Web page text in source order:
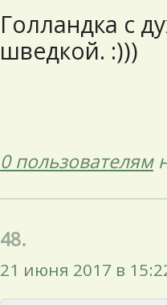
Голландка с
шведкой. :)))
0 пользователям
48.
21 июня 2017 в